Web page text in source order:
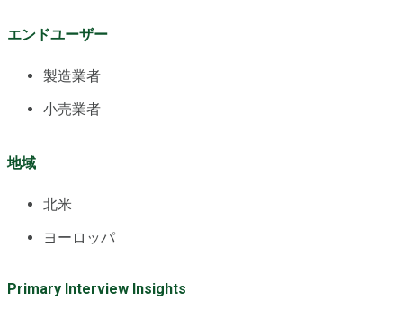
エンドユーザー
製造業者
小売業者
地域
北米
ヨーロッパ
Primary Interview Insights